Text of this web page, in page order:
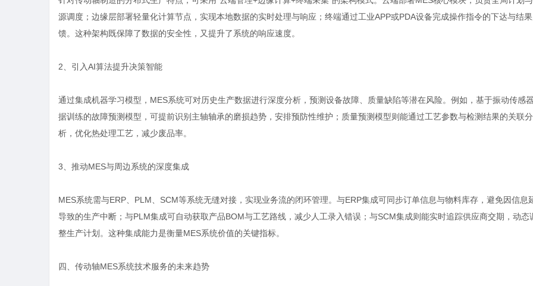
源调度；边缘层部署轻量化计算节点，实现本地数据的实时处理与响应；终端通过工业APP或PDA设备完成操作指令的下达与结果
馈。这种架构既保障了数据的安全性，又提升了系统的响应速度。
2、引入AI算法提升决策智能
通过集成机器学习模型，MES系统可对历史生产数据进行深度分析，预测设备故障、质量缺陷等潜在风险。例如，基于振动传感
据训练的故障预测模型，可提前识别主轴轴承的磨损趋势，安排预防性维护；质量预测模型则能通过工艺参数与检测结果的关联分
析，优化热处理工艺，减少废品率。
3、推动MES与周边系统的深度集成
MES系统需与ERP、PLM、SCM等系统无缝对接，实现业务流的闭环管理。与ERP集成可同步订单信息与物料库存，避免因信息
导致的生产中断；与PLM集成可自动获取产品BOM与工艺路线，减少人工录入错误；与SCM集成则能实时追踪供应商交期，动态
整生产计划。这种集成能力是衡量MES系统价值的关键指标。
四、传动轴MES系统技术服务的未来趋势